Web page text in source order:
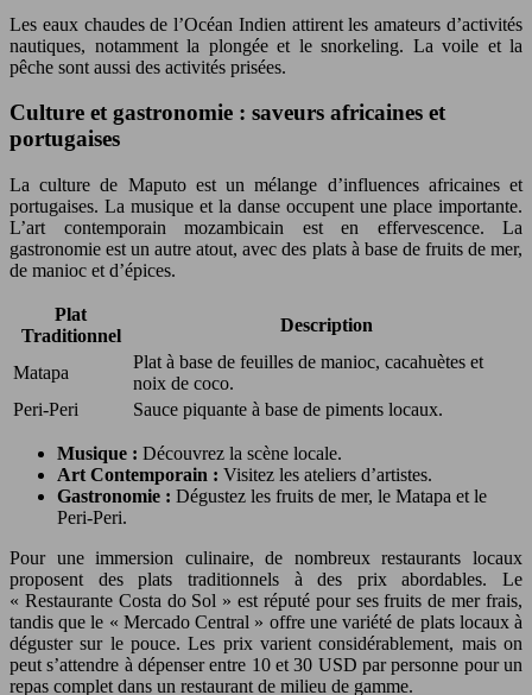
Les eaux chaudes de l’Océan Indien attirent les amateurs d’activités
nautiques, notamment la plongée et le snorkeling. La voile et la
pêche sont aussi des activités prisées.
Culture et gastronomie : saveurs africaines et
portugaises
La culture de Maputo est un mélange d’influences africaines et
portugaises. La musique et la danse occupent une place importante.
L’art contemporain mozambicain est en effervescence. La
gastronomie est un autre atout, avec des plats à base de fruits de mer,
de manioc et d’épices.
Plat
Traditionnel
Description
Matapa
Plat à base de feuilles de manioc, cacahuètes et
noix de coco.
Peri-Peri
Sauce piquante à base de piments locaux.
Musique : Découvrez la scène locale.
Art Contemporain : Visitez les ateliers d’artistes.
Gastronomie : Dégustez les fruits de mer, le Matapa et le
Peri-Peri.
Pour une immersion culinaire, de nombreux restaurants locaux
proposent des plats traditionnels à des prix abordables. Le
« Restaurante Costa do Sol » est réputé pour ses fruits de mer frais,
tandis que le « Mercado Central » offre une variété de plats locaux à
déguster sur le pouce. Les prix varient considérablement, mais on
peut s’attendre à dépenser entre 10 et 30 USD par personne pour un
repas complet dans un restaurant de milieu de gamme.